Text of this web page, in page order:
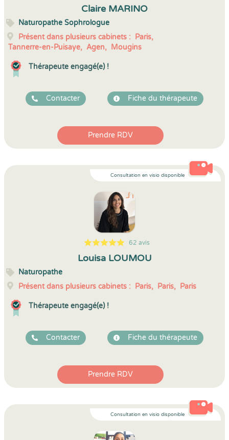
Claire MARINO
Naturopathe Sophrologue
Présent dans plusieurs cabinets : Paris,
Tannerre-en-Puisaye, Agen, Mougins
Thérapeute engagé(e) !
Contacter Fiche du thérapeute
Prendre RDV
Consultation en visio disponible
5
1
5
62 62 avis
Louisa LOUMOU
Naturopathe
Présent dans plusieurs cabinets : Paris, Paris, Paris
Thérapeute engagé(e) !
Contacter Fiche du thérapeute
Prendre RDV
Consultation en visio disponible